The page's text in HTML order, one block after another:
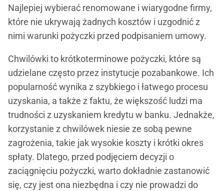
Najlepiej wybierać renomowane i wiarygodne firmy,
które nie ukrywają żadnych kosztów i uzgodnić z
nimi warunki pożyczki przed podpisaniem umowy.
Chwilówki to krótkoterminowe pożyczki, które są
udzielane często przez instytucje pozabankowe. Ich
popularność wynika z szybkiego i łatwego procesu
uzyskania, a także z faktu, że większość ludzi ma
trudności z uzyskaniem kredytu w banku. Jednakże,
korzystanie z chwilówek niesie ze sobą pewne
zagrożenia, takie jak wysokie koszty i krótki okres
spłaty. Dlatego, przed podjęciem decyzji o
zaciągnięciu pożyczki, warto dokładnie zastanowić
się, czy jest ona niezbędna i czy nie prowadzi do